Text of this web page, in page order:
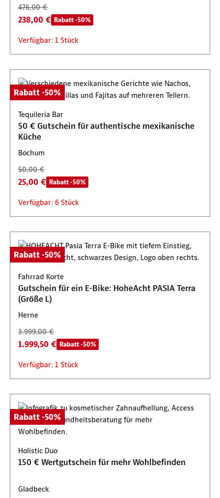
476,00 €
238,00 € Rabatt -50%
Verfügbar: 1 Stück
Rabatt -50%
Tequileria Bar
50 € Gutschein für authentische mexikanische
Küche
Bochum
50,00 €
25,00 € Rabatt -50%
Verfügbar: 6 Stück
Rabatt -50%
Fahrrad Korte
Gutschein für ein E-Bike: HoheAcht PASIA Terra
(Größe L)
Herne
3.999,00 €
1.999,50 € Rabatt -50%
Verfügbar: 1 Stück
Rabatt -50%
Holistic Duo
150 € Wertgutschein für mehr Wohlbefinden
Gladbeck